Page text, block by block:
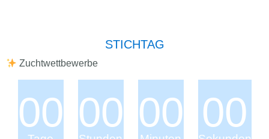
STICHTAG
Zuchtwettbewerbe
00 00 00 00